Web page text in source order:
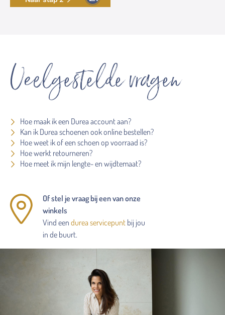
Veelgestelde vragen
Hoe maak ik een Durea account aan?
Kan ik Durea schoenen ook online bestellen?
Hoe weet ik of een schoen op voorraad is?
Hoe werkt retourneren?
Hoe meet ik mijn lengte- en wijdtemaat?
Of stel je vraag bij een van onze
winkels
Vind een durea servicepunt bij jou
in de buurt.